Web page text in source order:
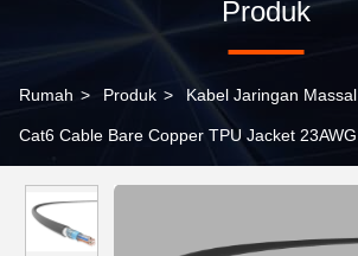
Produk
Rumah > Produk > Kabel Jaringan Massal
Cat6 Cable Bare Copper TPU Jacket 23AWG